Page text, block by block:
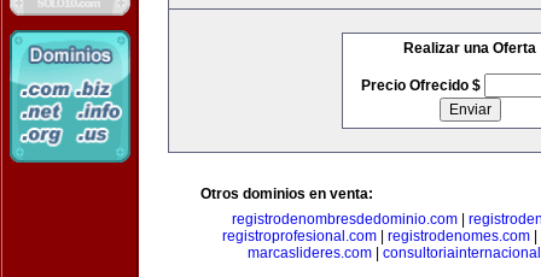
Realizar una Oferta
Precio Ofrecido $
Otros dominios en venta:
registrodenombresdedominio.com|
registroprofesional.com| registrodenomes.com|
marcaslideres.com